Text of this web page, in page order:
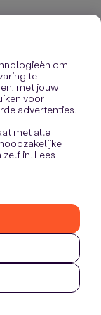
om
te
met jouw
voor
advertenties.
met alle
in. Lees